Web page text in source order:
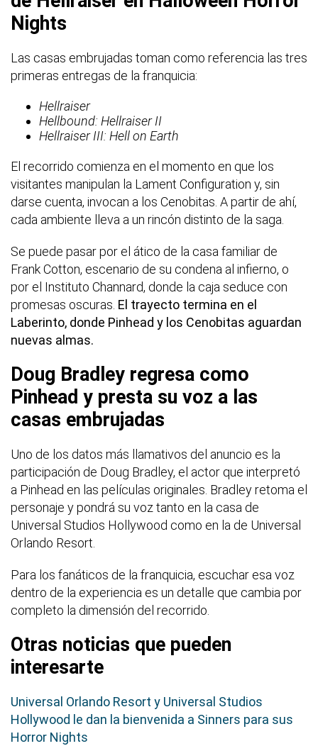
Nights
Las casas embrujadas toman como referencia las tres
primeras entregas de la franquicia:
Hellraiser
Hellbound: Hellraiser II
Hellraiser III: Hell on Earth
El recorrido comienza en el momento en que los
visitantes manipulan la Lament Configuration y, sin
darse cuenta, invocan a los Cenobitas. A partir de ahí,
cada ambiente lleva a un rincón distinto de la saga.
Se puede pasar por el ático de la casa familiar de
Frank Cotton, escenario de su condena al infierno, o
por el Instituto Channard, donde la caja seduce con
promesas oscuras. El trayecto termina en el
Laberinto, donde Pinhead y los Cenobitas aguardan
nuevas almas.
Doug Bradley regresa como
Pinhead y presta su voz a las
casas embrujadas
Uno de los datos más llamativos del anuncio es la
participación de Doug Bradley, el actor que interpretó
a Pinhead en las películas originales. Bradley retoma el
personaje y pondrá su voz tanto en la casa de
Universal Studios Hollywood como en la de Universal
Orlando Resort.
Para los fanáticos de la franquicia, escuchar esa voz
dentro de la experiencia es un detalle que cambia por
completo la dimensión del recorrido.
Otras noticias que pueden
interesarte
Universal Orlando Resort y Universal Studios
Hollywood le dan la bienvenida a Sinners para sus
Horror Nights